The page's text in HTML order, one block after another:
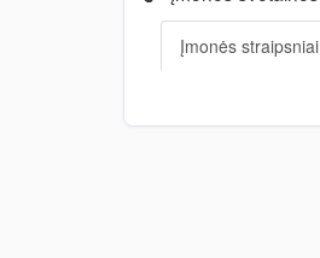
Įmonės straipsniai